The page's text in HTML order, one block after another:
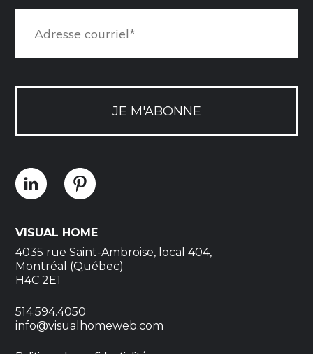
JE M'ABONNE
VISUAL HOME
4035 rue Saint-Ambroise, local 404,
Montréal (Québec)
H4C 2E1
514.594.4050
info@visualhomeweb.com